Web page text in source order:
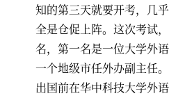
知的第三天就要开考，几
全是仓促上阵。这次考试
名，第一名是一位大学外
一个地级市任外办副主任
出国前在华中科技大学外